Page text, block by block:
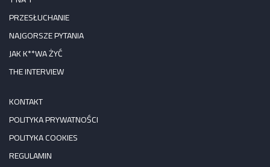
PRZESŁUCHANIE
NAJGORSZE PYTANIA
JAK K**WA ŻYĆ
THE INTERVIEW
KONTAKT
POLITYKA PRYWATNOŚCI
POLITYKA COOKIES
REGULAMIN